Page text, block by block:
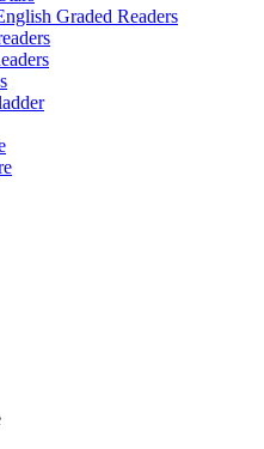
Graded Readers